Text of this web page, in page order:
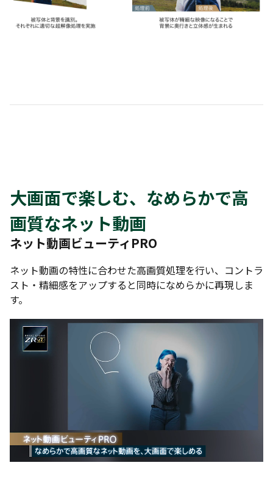
大画面で楽しむ、なめらかで高
画質なネット動画
ネット動画ビューティPRO
ネット動画の特性に合わせた高画質処理を行い、コントラ
スト・精細感をアップすると同時になめらかに再現しま
す。